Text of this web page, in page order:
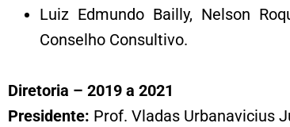
Luiz Edmundo Bailly, Nelson
Conselho Consultivo.
Diretoria – 2019 a 2021
Presidente: Prof. Vladas Urbanavicius